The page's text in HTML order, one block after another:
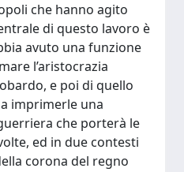
che hanno agito
di questo lavoro è
avuto una funzione
l’aristocrazia
e poi di quello
imprimerle una
che porterà le
ed in due contesti
corona del regno